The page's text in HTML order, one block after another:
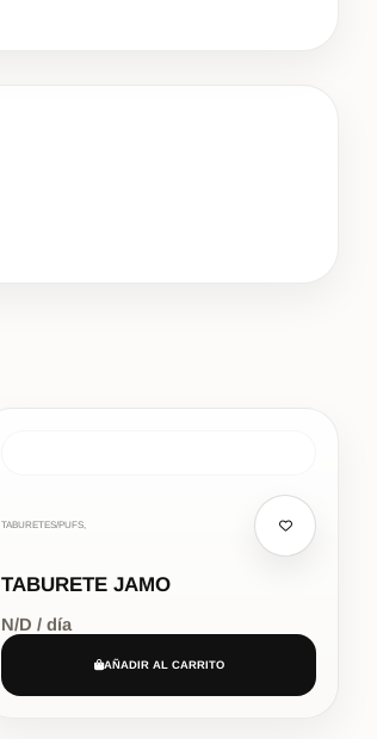
TABURETES/PUFS,
TABURETE JAMO
N/D / día
AÑADIR AL CARRITO